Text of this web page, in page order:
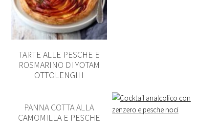
TARTE ALLE PESCHE E
ROSMARINO DI YOTAM
OTTOLENGHI
PANNA COTTA ALLA
CAMOMILLA E PESCHE